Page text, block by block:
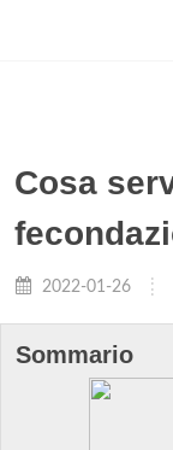
Cosa
2022-01-26
Sommario